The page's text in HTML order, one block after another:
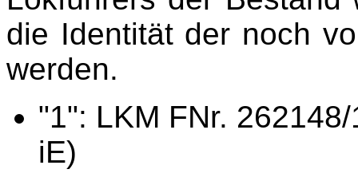
die Identität der noch
werden.
"1": LKM FNr.
iE)